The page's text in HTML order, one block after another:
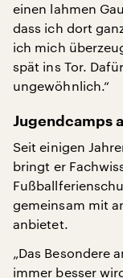
einen lahmen
dass ich dort
ich mich
spät ins Tor.
ungewöhnlich.“
Jugendcamps
Seit einigen
bringt er
gemeinsam mit
anbietet.
„Das Besondere
immer besser